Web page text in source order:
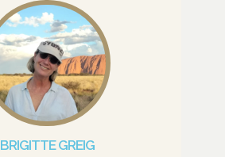
BRIGITTE GREIG